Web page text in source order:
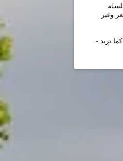
وغير
تريد -